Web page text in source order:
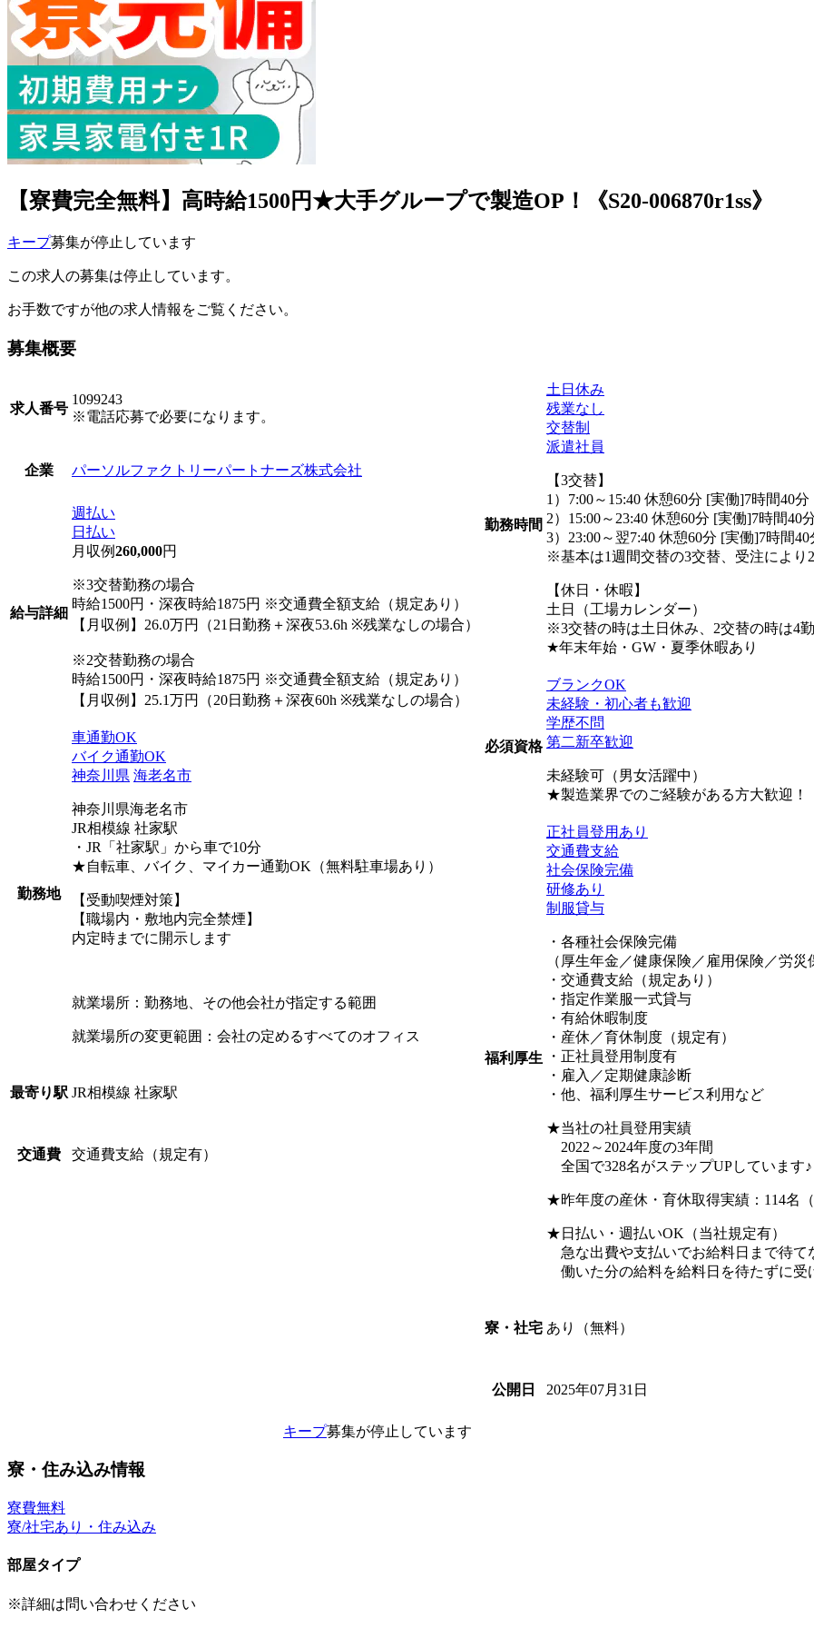
【寮費完全無料】高時給1500円★大手グループで製造OP！《S20-006870r1ss》
キープ募集が停止しています
この求人の募集は停止しています。
お手数ですが他の求人情報をご覧ください。
募集概要
求人番号
1099243
※電話応募で必要になります。
企業 パーソルファクトリーパートナーズ株式会社
給与詳細
週払い
日払い
月収例260,000円
※3交替勤務の場合
時給1500円・深夜時給1875円 ※交通費全額支給（規定あり）
【月収例】26.0万円（21日勤務＋深夜53.6h ※残業なしの場合）
※2交替勤務の場合
時給1500円・深夜時給1875円 ※交通費全額支給（規定あり）
【月収例】25.1万円（20日勤務＋深夜60h ※残業なしの場合）
勤務地
車通勤OK
バイク通勤OK
神奈川県 海老名市
神奈川県海老名市
JR相模線 社家駅
・JR「社家駅」から車で10分
★自転車、バイク、マイカー通勤OK（無料駐車場あり）
【受動喫煙対策】
【職場内・敷地内完全禁煙】
内定時までに開示します
就業場所：勤務地、その他会社が指定する範囲
就業場所の変更範囲：会社の定めるすべてのオフィス
最寄り駅 JR相模線 社家駅
交通費 交通費支給（規定有）
勤務時間
土日休み
残業なし
交替制
派遣社員
【3交替】
1）7:00～15:40 休憩60分 [実働]7時間40分
2）15:00～23:40 休憩60分 [実働]7時間40
3）23:00～翌7:40 休憩60分 [実働]7時間40
※基本は1週間交替の3交替、受注により
【休日・休暇】
土日（工場カレンダー）
※3交替の時は土日休み、2交替の時は4
★年末年始・GW・夏季休暇あり
必須資格
ブランクOK
未経験・初心者も歓迎
学歴不問
第二新卒歓迎
未経験可（男女活躍中）
★製造業界でのご経験がある方大歓迎！
福利厚生
正社員登用あり
交通費支給
社会保険完備
研修あり
制服貸与
・各種社会保険完備
（厚生年金／健康保険／雇用保険／労災
・交通費支給（規定あり）
・指定作業服一式貸与
・有給休暇制度
・産休／育休制度（規定有）
・正社員登用制度有
・雇入／定期健康診断
・他、福利厚生サービス利用など
★当社の社員登用実績
2022～2024年度の3年間
全国で328名がステップUPしています♪
★昨年度の産休・育休取得実績：114名（
★日払い・週払いOK（当社規定有）
急な出費や支払いでお給料日まで待て
働いた分の給料を給料日を待たずに受
寮・社宅 あり（無料）
公開日 2025年07月31日
キープ募集が停止しています
寮・住み込み情報
寮費無料
寮/社宅あり・住み込み
部屋タイプ
※詳細は問い合わせください